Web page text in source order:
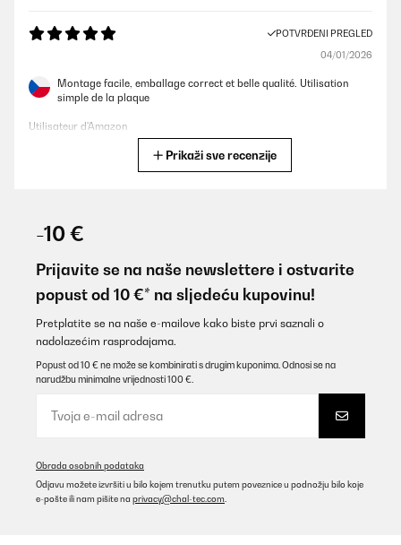
POTVRĐENI PREGLED
04/01/2026
Montage facile, emballage correct et belle qualité. Utilisation
simple de la plaque
Utilisateur d'Amazon
Perilex stekker nodig en 2x220 volt aansluiting met 2 zekeringen.
Amazon-gebruiker
Prevedi
POTVRĐENI PREGLED
Super Qualität
Prevedi
Prikaži sve recenzije
-10 €
Prijavite se na naše newslettere i ostvarite
popust od 10 €* na sljedeću kupovinu!
Pretplatite se na naše e-mailove kako biste prvi saznali o
nadolazećim rasprodajama.
Popust od 10 € ne može se kombinirati s drugim kuponima. Odnosi se na
narudžbu minimalne vrijednosti 100 €.
Obrada osobnih podataka
Odjavu možete izvršiti u bilo kojem trenutku putem poveznice u podnožju bilo koje
e-pošte ili nam pišite na privacy@chal-tec.com